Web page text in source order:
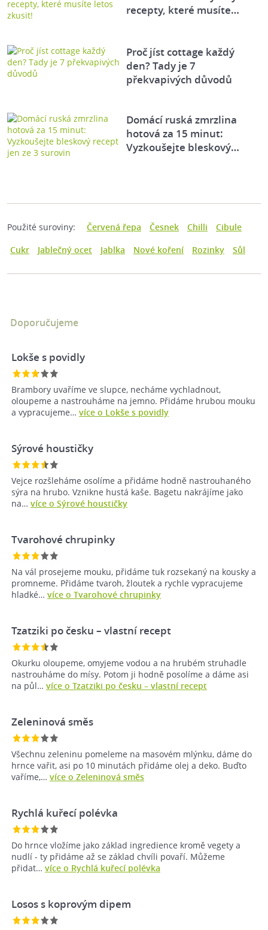
recepty, které musíte…
Proč jíst cottage každý
den? Tady je 7
překvapivých důvodů
Domácí ruská zmrzlina
hotová za 15 minut:
Vyzkoušejte bleskový…
Použité suroviny: Červená řepa Česnek Chilli
Cibule
Cukr
Jablečný ocet Jablka Nové koření Rozinky Sůl
Doporučujeme
Lokše s povidly
Brambory uvaříme ve slupce, necháme vychladnout,
oloupeme a nastrouháme na jemno. Přidáme hrubou mouku
a vypracujeme… více o Lokše s povidly
Sýrové houstičky
Vejce rozšleháme osolíme a přidáme hodně nastrouhaného
sýra na hrubo. Vznikne hustá kaše. Bagetu nakrájíme jako
na… více o Sýrové houstičky
Tvarohové chrupinky
Na vál prosejeme mouku, přidáme tuk rozsekaný na kousky a
promneme. Přidáme tvaroh, žloutek a rychle vypracujeme
hladké… více o Tvarohové chrupinky
Tzatziki po česku – vlastní recept
Okurku oloupeme, omyjeme vodou a na hrubém struhadle
nastrouháme do mísy. Potom ji hodně posolíme a dáme asi
na půl… více o Tzatziki po česku – vlastní recept
Zeleninová směs
Všechnu zeleninu pomeleme na masovém mlýnku, dáme do
hrnce vařit, asi po 10 minutách přidáme olej a deko. Buďto
vaříme,… více o Zeleninová směs
Rychlá kuřecí polévka
Do hrnce vložíme jako základ ingredience kromě vegety a
nudlí - ty přidáme až se základ chvíli povaří. Můžeme
přidat… více o Rychlá kuřecí polévka
Losos s koprovým dipem